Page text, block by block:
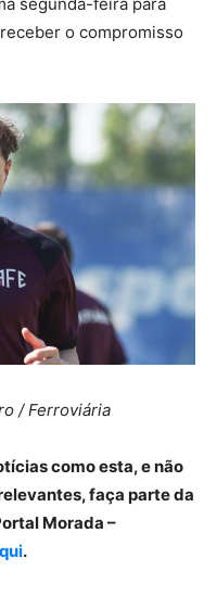
o compromisso
/ Ferroviária
como esta, e não
faça parte da
Morada –
.